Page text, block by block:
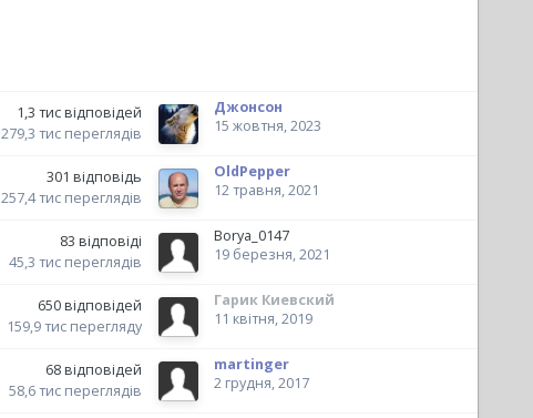
1,3 тисвідповідей
279,3 тис переглядів
Джонсон
15 жовтня, 2023
301 відповідь
257,4 тис переглядів
OldPepper
12 травня, 2021
83 відповіді
45,3 тис переглядів
Borya_0147
19 березня, 2021
650відповідей
159,9 тис перегляду
Гарик Киевский
11 квітня, 2019
68відповідей
58,6 тис переглядів
martinger
2 грудня, 2017